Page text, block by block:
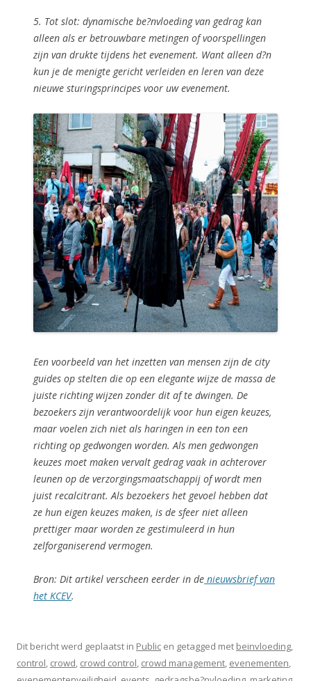
5. Tot slot: dynamische be?nvloeding van gedrag kan
alleen als er betrouwbare metingen of voorspellingen
zijn van drukte tijdens het evenement. Want alleen d?n
kun je de menigte gericht verleiden en leren van deze
nieuwe sturingsprincipes voor uw evenement.
Een voorbeeld van het inzetten van mensen zijn de city
guides op stelten die op een elegante wijze de massa de
juiste richting wijzen zonder dit af te dwingen. De
bezoekers zijn verantwoordelijk voor hun eigen keuzes,
maar voelen zich niet als haringen in een ton een
richting op gedwongen worden. Als men gedwongen
keuzes moet maken vervalt gedrag vaak in achterover
leunen op de verzorgingsmaatschappij of wordt men
juist recalcitrant. Als bezoekers het gevoel hebben dat
ze hun eigen keuzes maken, is de sfeer niet alleen
prettiger maar worden ze gestimuleerd in hun
zelforganiserend vermogen.
Bron: Dit artikel verscheen eerder in de nieuwsbrief van
het KCEV.
Dit bericht werd geplaatst in Public en getagged met beinvloeding,
control, crowd, crowd control, crowd management, evenementen,